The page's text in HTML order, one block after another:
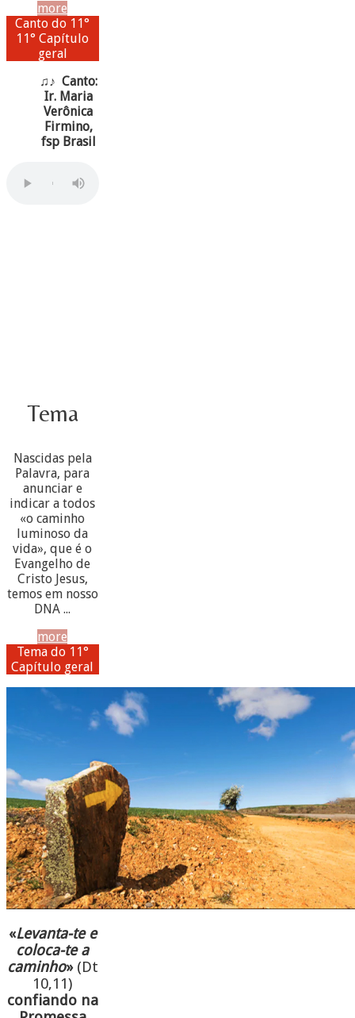
more
Canto do 11°
11° Capítulo
geral
♫♪ Canto:
Ir. Maria
Verônica
Firmino,
fsp Brasil
Tema
Nascidas pela
Palavra, para
anunciar e
indicar a todos
«o caminho
luminoso da
vida», que é o
Evangelho de
Cristo Jesus,
temos em nosso
DNA ...
more
Tema do 11°
Capítulo geral
«Levanta-te e
coloca-te a
caminho»(Dt
10,11)
confiando na